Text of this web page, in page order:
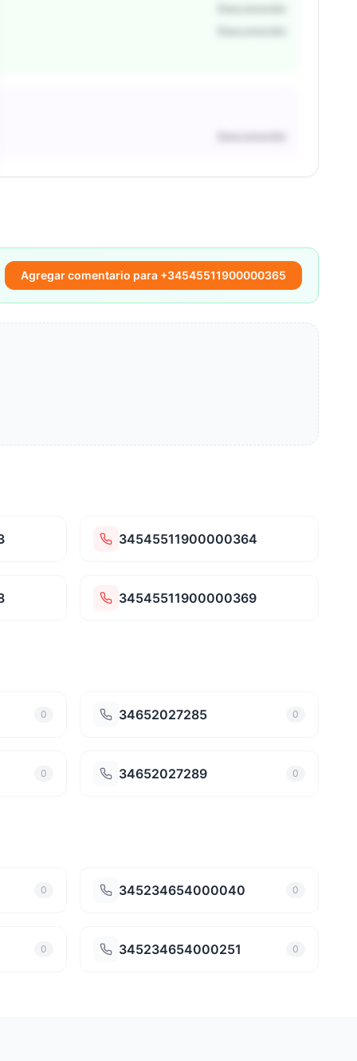
Agregar comentario para +34545511900000365
34545511900000364
34545511900000369
0 34652027285 0
0 34652027289 0
0 345234654000040 0
0 345234654000251 0